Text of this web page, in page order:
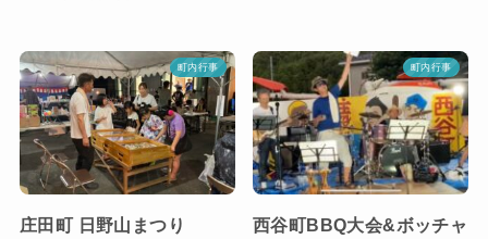
町内行事
庄田町 日野山まつり
町内行事
西谷町BBQ大会&ボッチャ